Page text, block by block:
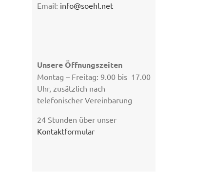
Email: info@soehl.net
Unsere Öffnungszeiten
Montag – Freitag: 9.00 bis 17.00
Uhr, zusätzlich nach
telefonischer Vereinbarung
24 Stunden über unser
Kontaktformular